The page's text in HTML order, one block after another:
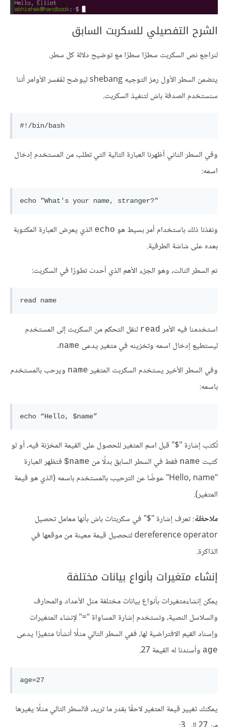
الشرح التفصيلي للسكربت السابق
لنراجع نص السكربت سطرًا سطرًا مع توضيح دلالة كل سطر.
يتضمن السطر الأول رمز التوجيه shebang ليوضح لمُفسر الأوامر أننا
سنستخدم الصدفة باش لتنفيذ السكربت.
وفي السطر الثاني أظهرنا العبارة التالية التي تطلب من المستخدم إدخال
اسمه:
ونفذنا ذلك باستخدام أمر بسيط هو echo الذي يعرض العبارة المكتوبة
بعده على شاشة الطرفية.
ثم السطر الثالث، وهو الجزء الأهم الذي أحدث تطورًا في السكربت:
استخدمنا فيه الأمر read لنقل التحكم من السكربت إلى المستخدم
ليستطيع إدخال اسمه وتخزينه في متغير يدعى name
.
وفي السطر الأخير يستخدم السكربت المتغير name ويرحب بالمستخدم
باسمه:
تُكتب إشارة "$" قبل اسم المتغير للحصول على القيمة المخزنة فيه، أو لو
كتبت name فقط في السطر السابق بدلًا من name$
فتظهر العبارة
"Hello, name" عوضًا عن الترحيب بالمستخدم باسمه (الذي هو قيمة
المتغير).
ملاحظة: تعرف إشارة "$" في سكربتات باش بأنها معامل تحصيل
dereference operator لتحصيل قيمة معينة من موقعها في
الذاكرة.
إنشاء متغيرات بأنواع بيانات مختلفة
يمكن إنشاءمتغيرات بأنواع بيانات مختلفة مثل الأعداد والمحارف
والسلاسل النصية، وتستخدم إشارة المساواة "=" لإنشاء المتغيرات
وإسناد القيم الافتراضية لها، ففي السطر التالي مثلًا أنشأنا متغيرًا يدعى
age وأسندنا له القيمة 27.
يمكنك تغيير قيمة المتغير لاحقًا بقدر ما تريد، فالسطر التالي مثلًا يغيرها